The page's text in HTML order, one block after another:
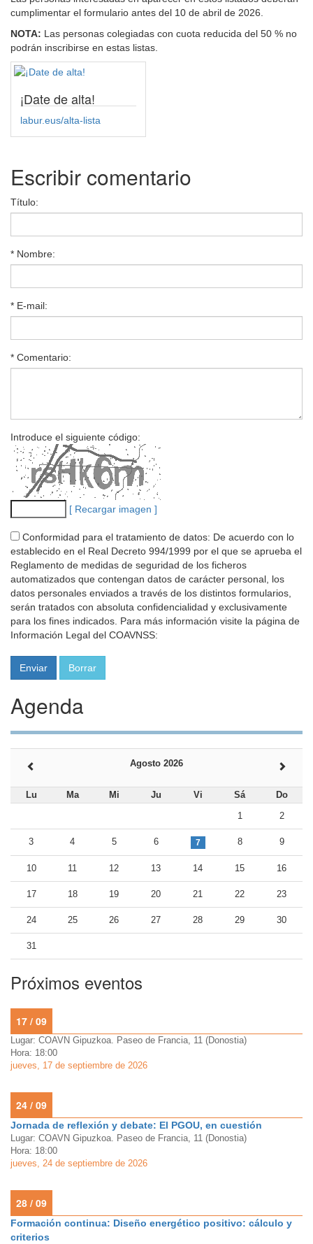
cumplimentar el formulario antes del 10 de abril de 2026.
NOTA: Las personas colegiadas con cuota reducida del 50 % no
podrán inscribirse en estas listas.
¡Date de alta!
labur.eus/alta-lista
Escribir comentario
Título:
* Nombre:
* E-mail:
* Comentario:
Introduce el siguiente código:
[ Recargar imagen ]
Conformidad para el tratamiento de datos: De acuerdo con lo
establecido en el Real Decreto 994/1999 por el que se aprueba el
Reglamento de medidas de seguridad de los ficheros
automatizados que contengan datos de carácter personal, los
datos personales enviados a través de los distintos formularios,
serán tratados con absoluta confidencialidad y exclusivamente
para los fines indicados. Para más información visite la página de
Información Legal del COAVNSS:
Agenda
Agosto 2026
Lu Ma Mi Ju Vi Sá
Do
1
2
3 4 5 6 7 8 9
10 11 12 13 14 15 16
17 18 19 20 21 22 23
24 25 26 27 28 29 30
31
Próximos eventos
17 / 09
Lugar: COAVN Gipuzkoa. Paseo de Francia, 11 (Donostia)
Hora: 18:00
jueves, 17 de septiembre de 2026
24 / 09
Jornada de reflexión y debate: El PGOU, en cuestión
Lugar: COAVN Gipuzkoa. Paseo de Francia, 11 (Donostia)
Hora: 18:00
jueves, 24 de septiembre de 2026
28 / 09
Formación continua: Diseño energético positivo: cálculo y
criterios